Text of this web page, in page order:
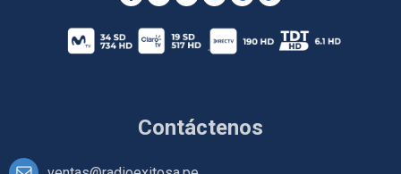
Contáctenos